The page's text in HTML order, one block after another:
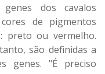
dos cavalos
de pigmentos
preto ou vermelho.
são definidas a
genes. "É preciso